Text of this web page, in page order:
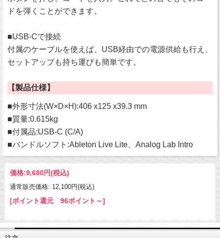
ドを弾くことができます。
■USB-Cで接続
付属のケーブルを使えば、USB経由での電源供給も行え、
セットアップも持ち運びも簡単です。
【製品仕様】
■外形寸法(W×D×H):406 x125 x39.3 mm
■質量:0.615kg
■付属品:USB-C (C/A)
■バンドルソフト:Ableton Live Lite、Analog Lab Intro
価格:9,680円(税込)
通常販売価格: 12,100円(税込)
[ポイント還元 96ポイント～]